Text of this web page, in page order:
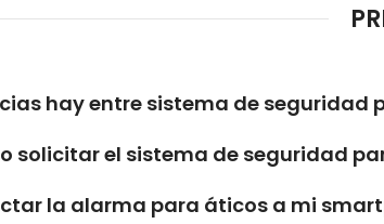
hay entre sistema de seguridad
solicitar el sistema de seguridad
la alarma para áticos a mi